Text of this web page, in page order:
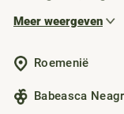
van oude
vleugje
daardoor zo
Meer weergeven
Roemenië
Babeasca